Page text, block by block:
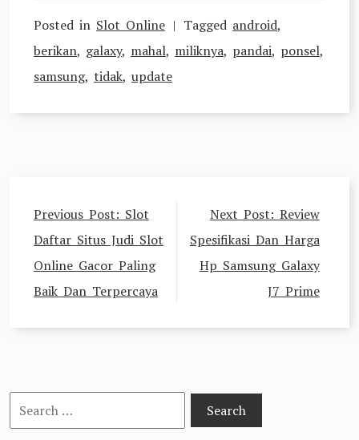
Posted in Slot Online Tagged android,
berikan, galaxy, mahal, miliknya, pandai, ponsel,
samsung, tidak, update
Post
navigation
Previous Post: Slot
Daftar Situs Judi Slot
Online Gacor Paling
Baik Dan Terpercaya
Next Post: Review
Spesifikasi Dan Harga
Hp Samsung Galaxy
J7 Prime
Search
for: